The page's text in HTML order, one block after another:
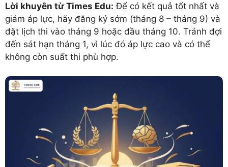
Lời khuyên từ Times Edu: Để có kết quả tốt nhất và
giảm áp lực, hãy đăng ký sớm (tháng 8 – tháng 9) và
đặt lịch thi vào tháng 9 hoặc đầu tháng 10. Tránh đợi
đến sát hạn tháng 1, vì lúc đó áp lực cao và có thể
không còn suất thi phù hợp.